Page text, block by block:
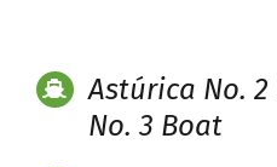
Astúrica No.
No. 3 Boat